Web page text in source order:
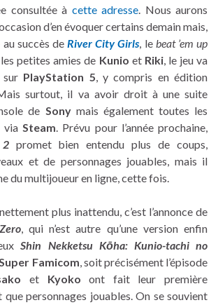
consultée à cette adresse. Nous aurons
d’en évoquer certains demain mais,
au succès de River City Girls, le beat ’em up
petites amies de Kunio et Riki, le jeu va
PlayStation 5, y compris en édition
surtout, il va avoir droit à une suite
de Sonymais également toutes les
viaSteam. Prévu pour l’année prochaine,
promet bien entendu plus de coups,
et de personnages jouables, mais il
du multijoueur en ligne, cette fois.
plus inattendu, c’est l’annonce de
, qui n’est autre qu’une version enfin
Shin Nekketsu Kōha: Kunio-tachi no
Famicom, soit précisément l’épisode
et Kyoko ont fait leur première
personnages jouables. On se souvient